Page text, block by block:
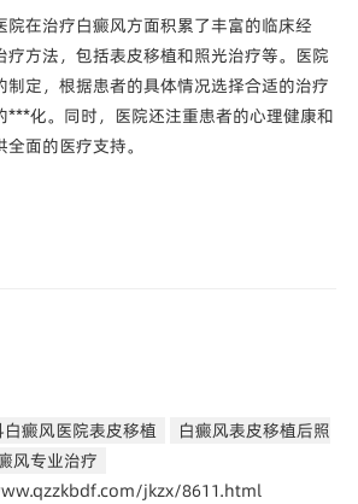
院在治疗白癜风方面积累了丰富的临床经
疗方法，包括表皮移植和照光治疗等。医院
制定，根据患者的具体情况选择合适的治疗
***化。同时，医院还注重患者的心理健康和
面的医疗支持。
白癜风医院表皮移植
白癜风表皮移植后照
风专业治疗
jkzx/8611.html